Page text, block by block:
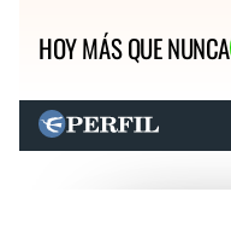
HOY MÁS QUE NUNCA